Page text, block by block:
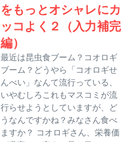
をもっとオシャレにカ
ッコよく２（入力補完
編）
最近は昆虫食ブーム？コオロギ
ブーム？どうやら「コオロギせ
んべい」なんて流行っている、
いやむしろこれもマスコミが流
行らせようとしていますが、ど
うなんですかね？みなさん食べ
ますか？ コオロギさん、栄養価